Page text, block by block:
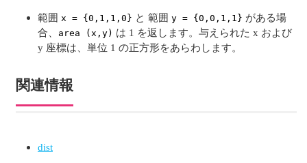
範囲 x = {0,1,1,0} と 範囲 y = {0,0,1,1} がある場
合、
area (x,y) は 1 を返します。与えられた x および
y 座標は、単位 1 の正方形をあらわします。
関連情報
dist